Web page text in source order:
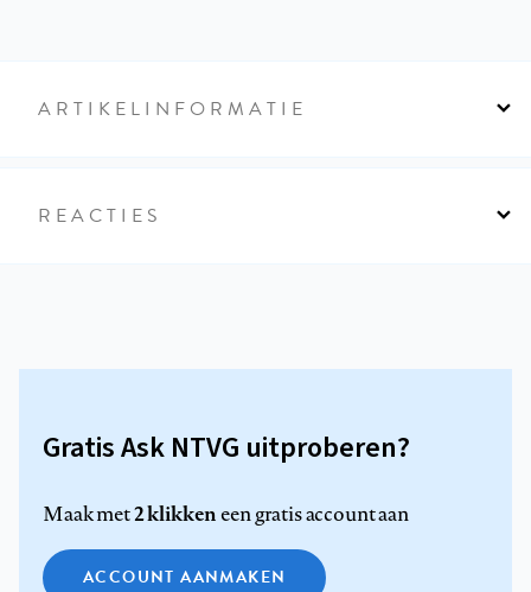
ARTIKELINFORMATIE
REACTIES
Gratis Ask NTVG uitproberen?
Maak met2 klikkeneen gratis account aan
ACCOUNT AANMAKEN